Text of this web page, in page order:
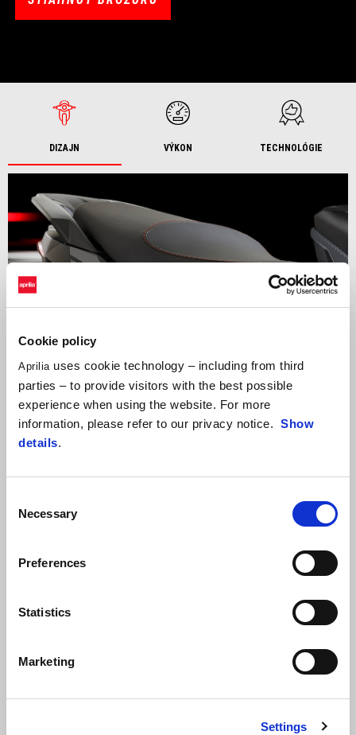
Cookie policy
Aprilia uses cookie technology – including from third
parties – to provide visitors with the best possible
experience when using the website. For more
information, please refer to our privacy notice. Show
details.
Selection
Necessary
Preferences
Statistics
Marketing
Settings
DIZAJN VÝKON TECHNOLÓGIE
Celokarbónový vzhľad
na riadidlách a
prednej aj zadnej kapotáži zvýrazňujú jej odvážnu osobnosť. Bočná
dynamickejší vzhľad.